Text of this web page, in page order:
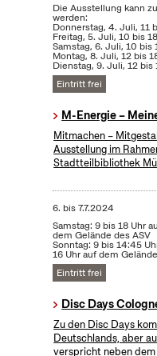
Die Ausstellung kann
werden:
Donnerstag, 4. Juli, 11
Freitag, 5. Juli, 10 bis
Samstag, 6. Juli, 10 bis
Montag, 8. Juli, 12 bis
Dienstag, 9. Juli, 12 bis
Eintritt frei
M-Energie –
Mitmachen –
Ausstellung im
Stadtteilbibliothek
6. bis7.7.2024
Samstag: 9 bis 18 Uhr
dem Gelände des ASV
Sonntag: 9 bis 14:45
16 Uhr auf dem
Eintritt frei
Disc Days
Zu den Disc Days
Deutschlands, aber
verspricht neben